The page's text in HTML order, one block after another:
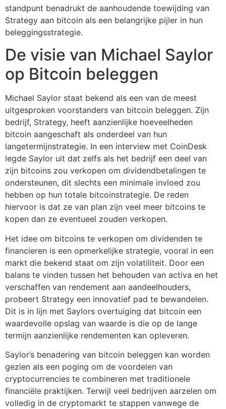
standpunt benadrukt de aanhoudende toewijding van
Strategy aan bitcoin als een belangrijke pijler in hun
beleggingsstrategie.
De visie van Michael Saylor
op Bitcoin beleggen
Michael Saylor staat bekend als een van de meest
uitgesproken voorstanders van bitcoin beleggen. Zijn
bedrijf, Strategy, heeft aanzienlijke hoeveelheden
bitcoin aangeschaft als onderdeel van hun
langetermijnstrategie. In een interview met CoinDesk
legde Saylor uit dat zelfs als het bedrijf een deel van
zijn bitcoins zou verkopen om dividendbetalingen te
ondersteunen, dit slechts een minimale invloed zou
hebben op hun totale bitcoinstrategie. De reden
hiervoor is dat ze van plan zijn veel meer bitcoins te
kopen dan ze eventueel zouden verkopen.
Het idee om bitcoins te verkopen om dividenden te
financieren is een opmerkelijke strategie, vooral in een
markt die bekend staat om zijn volatiliteit. Door een
balans te vinden tussen het behouden van activa en het
verschaffen van rendement aan aandeelhouders,
probeert Strategy een innovatief pad te bewandelen.
Dit is in lijn met Saylors overtuiging dat bitcoin een
waardevolle opslag van waarde is die op de lange
termijn aanzienlijke rendementen kan opleveren.
Saylor’s benadering van bitcoin beleggen kan worden
gezien als een poging om de voordelen van
cryptocurrencies te combineren met traditionele
financiële praktijken. Terwijl veel bedrijven aarzelen om
volledig in de cryptomarkt te stappen vanwege de